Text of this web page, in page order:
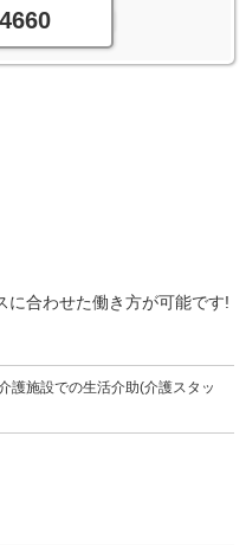
に合わせた働き方が可能です!
護施設での生活介助(介護スタッ